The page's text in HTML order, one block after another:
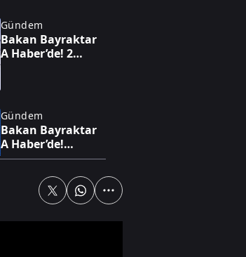
trilyon dolarlık
hazine
Gündem
Bakan Bayraktar
A Haber’de! 2
oyunu değiştiriyor
Gündem
Bakan Bayraktar
A Haber’de!
Karadeniz'de yeni
Türkiye
Bulgaristan'da
Bakan Bayraktar